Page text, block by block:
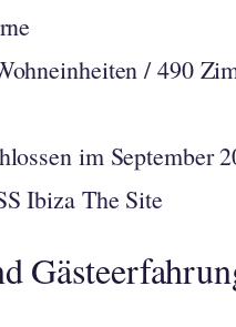
/ 490
im September
Ibiza The Site